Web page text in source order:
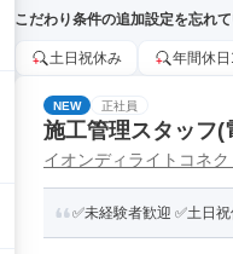
こだわり条件の追加設定を忘れ
土日祝休み 年間休
NEW 正社員
施工管理スタッフ(
イオンディライトコネ
✅未経験者歓迎 ✅土日